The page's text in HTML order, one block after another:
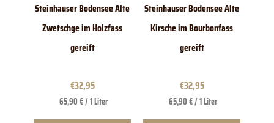
Steinhauser Bodensee Alte
Zwetschge im Holzfass
gereift
€32,95
65,90 € / 1 Liter
Steinhauser Bodensee Alte
Kirsche im Bourbonfass
gereift
€32,95
65,90 € / 1 Liter